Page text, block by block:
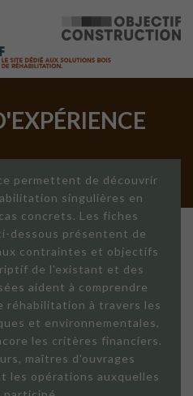
permettent de découvrir
singulières en
concrets. Les fiches
dessous présentent de
contraintes et objectifs
de l'existant et des
aident à comprendre
réhabilitation à travers les
et environnementales,
les critères financiers.
maîtres d'ouvrages
les opérations auxquelles